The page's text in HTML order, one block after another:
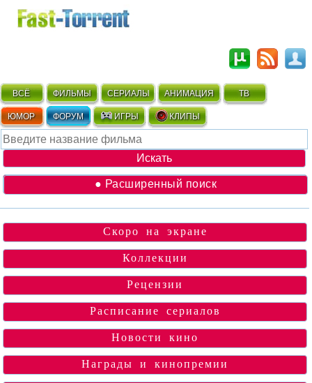
ВСЁ ФИЛЬМЫ СЕРИАЛЫ АНИМАЦИЯ ТВ
ЮМОР ФОРУМ ИГРЫ КЛИПЫ
● Расширенный поиск
Скоро на экране
Коллекции
Рецензии
Расписание сериалов
Новости кино
Награды и кинопремии